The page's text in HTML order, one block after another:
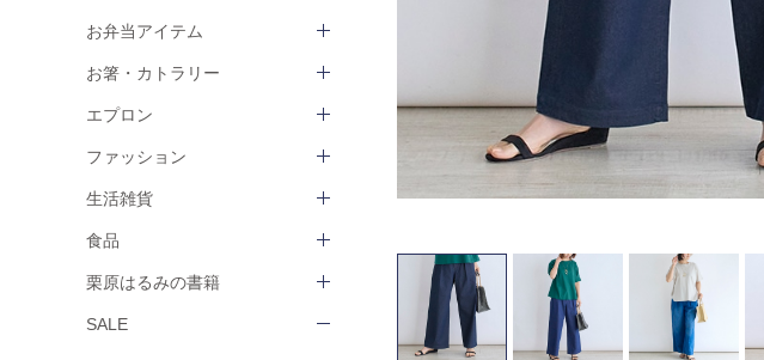
お弁当アイテム
お箸・カトラリー
エプロン
ファッション
生活雑貨
食品
栗原はるみの書籍
SALE